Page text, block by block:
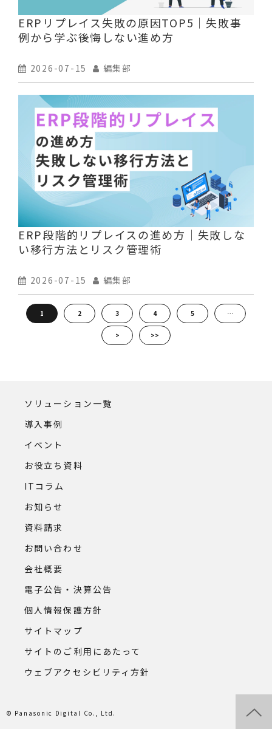
ERPリプレイス失敗の原因TOP5｜失敗事
例から学ぶ後悔しない進め方
2026-07-15 編集部
ERP段階的リプレイスの進め方｜失敗しな
い移行方法とリスク管理術
2026-07-15 編集部
1 2 3 4 5 …
> >>
ソリューション一覧
導入事例
イベント
お役立ち資料
ITコラム
お知らせ
資料請求
お問い合わせ
会社概要
電子公告・決算公告
個人情報保護方針
サイトマップ
サイトのご利用にあたって
ウェブアクセシビリティ方針
© Panasonic Digital Co., Ltd.